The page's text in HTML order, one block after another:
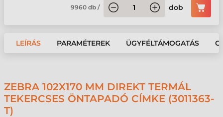
9960 db / dob
LEÍRÁS PARAMÉTEREK ÜGYFÉLTÁMOGATÁS
ZEBRA 102X170 MM DIREKT TERMÁL
TEKERCSES ÖNTAPADÓ CÍMKE (3011363-
T)